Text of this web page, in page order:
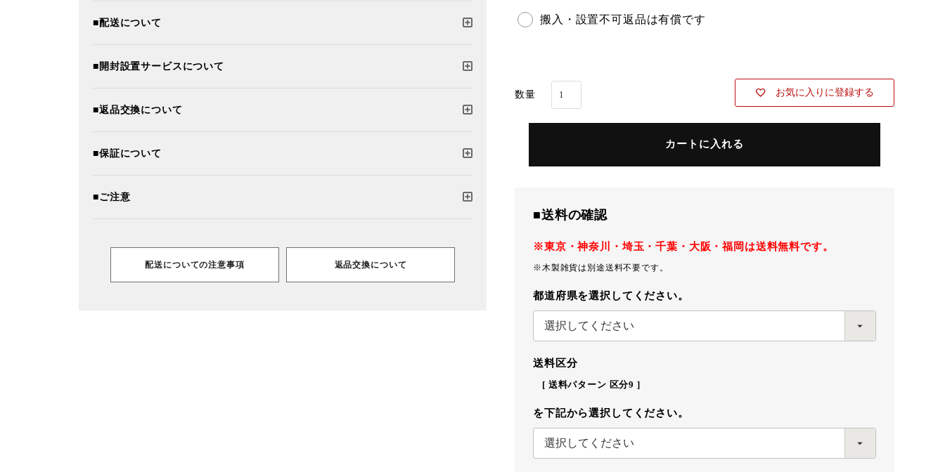
■配送について
■開封設置サービスについて
■返品交換について
■保証について
■ご注意
配送についての注意事項 返品交換について
搬入・設置不可返品は有償です
お気に入りに登録する
カートに入れる
■送料の確認
※東京・神奈川・埼玉・千葉・大阪・福岡は送料無料です。
※木製雑貨は別途送料不要です。
都道府県を選択してください。
送料区分
送料パターン 区分9
を下記から選択してください。